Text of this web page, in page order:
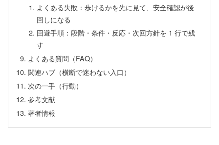
よくある失敗：歩けるかを先に見て、安全確認が後
回しになる
回避手順：段階・条件・反応・次回方針を 1 行で残
す
よくある質問（FAQ）
関連ハブ（横断で迷わない入口）
次の一手（行動）
参考文献
著者情報